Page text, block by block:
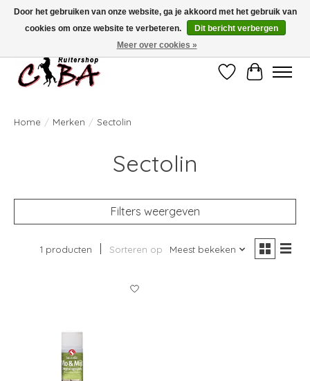
Bij vragen kan u ons contacteren op het nummer 011/60.67.34 ofciba@skynet.be
Ambachtstraat 22 A, 3530 Helchteren
Verlanglijst
Home / Merken / Sectolin
Sectolin
Filters weergeven
1 producten Sorteren op Meest bekeken
Door het gebruiken van onze website, ga je akkoord met het gebruik van
cookies om onze website te verbeteren.
Dit bericht verbergen
Meer over cookies »